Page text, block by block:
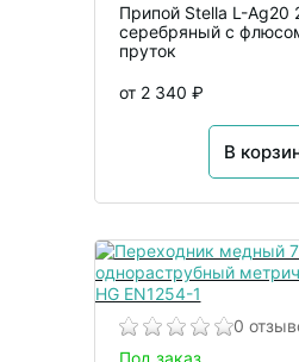
Припой Stella L-Ag20
серебряный с
пруток
от 2 340 ₽
В
0